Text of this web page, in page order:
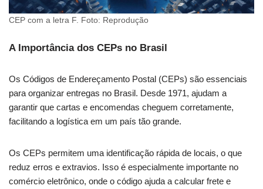
CEP com a letra F. Foto: Reprodução
A Importância dos CEPs no Brasil
Os Códigos de Endereçamento Postal (CEPs) são essenciais
para organizar entregas no Brasil. Desde 1971, ajudam a
garantir que cartas e encomendas cheguem corretamente,
facilitando a logística em um país tão grande.
Os CEPs permitem uma identificação rápida de locais, o que
reduz erros e extravios. Isso é especialmente importante no
comércio eletrônico, onde o código ajuda a calcular frete e